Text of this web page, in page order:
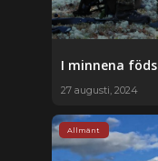
I minnena
27 augusti, 2024
Allmänt